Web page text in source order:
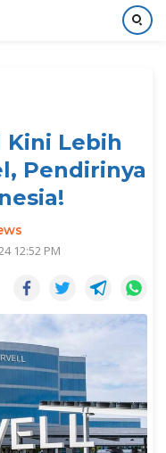
Kini Lebih
Pendirinya
12:52 PM